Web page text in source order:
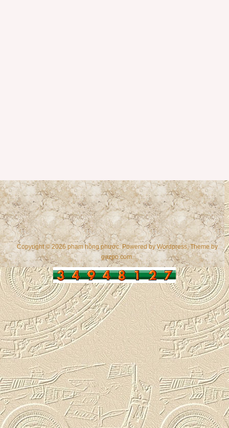
Copyright © 2026 phạm hồng phước. Powered byWordpress, Theme by
gazpo.com.